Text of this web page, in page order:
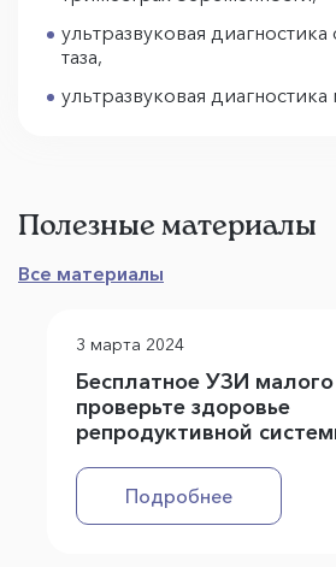
ультразвуковая
таза,
ультразвуковая
Полезные материалы
Все материалы
3 марта 2024
Бесплатное УЗИ малого
проверьте здоровье
репродуктивной
Подробнее